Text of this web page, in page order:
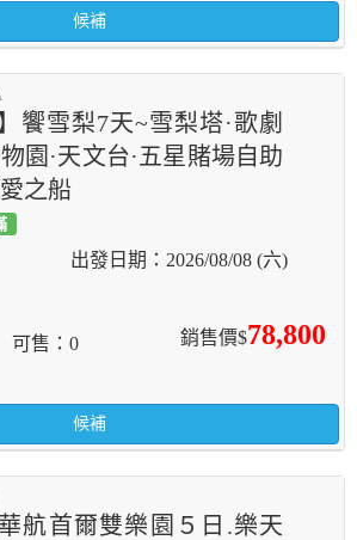
候補
饗雪梨7天~雪梨塔·歌劇
園·天文台·五星賭場自助
之船
2026/08/08 (六)
銷售價$78,800
可售 0
候補
航首爾雙樂園５日.樂天